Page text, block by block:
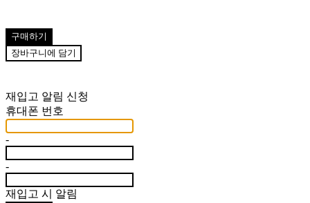
구매하기
장바구니에 담기
재입고 알림 신청
휴대폰 번호
-
-
재입고 시 알림